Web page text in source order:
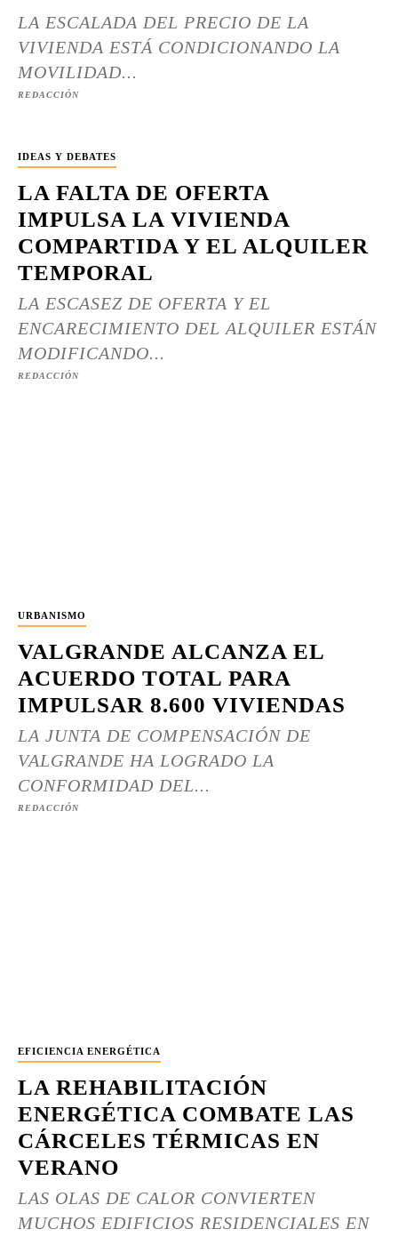
LA ESCALADA DEL PRECIO DE LA
VIVIENDA ESTÁ CONDICIONANDO LA
MOVILIDAD...
REDACCIÓN
IDEAS Y DEBATES
LA FALTA DE OFERTA
IMPULSA LA VIVIENDA
COMPARTIDA Y EL ALQUILER
TEMPORAL
LA ESCASEZ DE OFERTA Y EL
ENCARECIMIENTO DEL ALQUILER ESTÁN
MODIFICANDO...
REDACCIÓN
URBANISMO
VALGRANDE ALCANZA EL
ACUERDO TOTAL PARA
IMPULSAR 8.600 VIVIENDAS
LA JUNTA DE COMPENSACIÓN DE
VALGRANDE HA LOGRADO LA
CONFORMIDAD DEL...
REDACCIÓN
EFICIENCIA ENERGÉTICA
LA REHABILITACIÓN
ENERGÉTICA COMBATE LAS
CÁRCELES TÉRMICAS EN
VERANO
LAS OLAS DE CALOR CONVIERTEN
MUCHOS EDIFICIOS RESIDENCIALES EN